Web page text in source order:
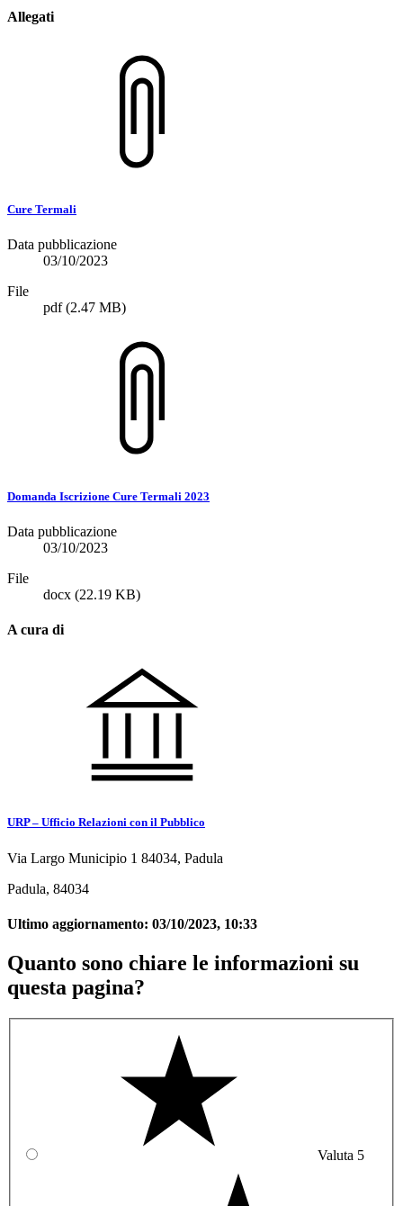
Allegati
Cure Termali
Data pubblicazione
03/10/2023
File
pdf(2.47 MB)
Domanda Iscrizione Cure Termali 2023
Data pubblicazione
03/10/2023
File
docx (22.19 KB)
A cura di
URP – Ufficio Relazioni con il Pubblico
Via Largo Municipio 1 84034, Padula
Padula, 84034
Ultimo aggiornamento: 03/10/2023, 10:33
Quanto sono chiare le informazioni su
questa pagina?
Valuta 5